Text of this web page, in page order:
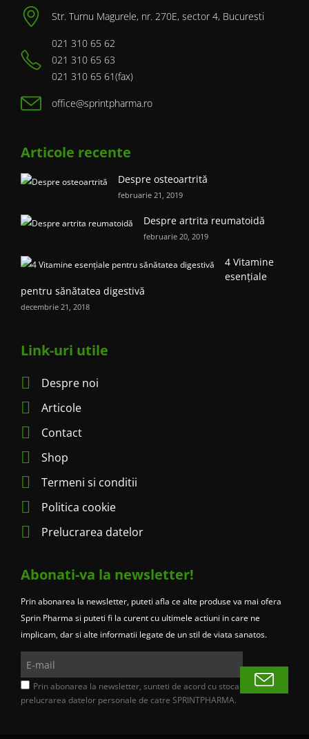
Str. Turnu Magurele, nr. 270E, sector 4, Bucuresti
021 310 65 62
021 310 65 63
021 310 65 61(fax)
office@sprintpharma.ro
Articole recente
Despre osteoartrită
februarie 21, 2019
Despre artrita reumatoidă
februarie 20, 2019
4 Vitamine
esențiale
pentru sănătatea digestivă
decembrie 21, 2018
Link-uri utile
Despre noi
Articole
Contact
Shop
Termeni si conditii
Politica cookie
Prelucrarea datelor
Abonati-va la newsletter!
Prin abonarea la newsletter, puteti afla ce alte produse va mai ofera
Sprin Pharma si puteti fi la curent cu ultimele actiuni in care ne
implicam, dar si alte informatii legate de un stil de viata sanatos.
mail
Prin abonarea la newsletter, sunteti de acord cu stocarea si
prelucrarea datelor personale de catre SPRINTPHARMA.